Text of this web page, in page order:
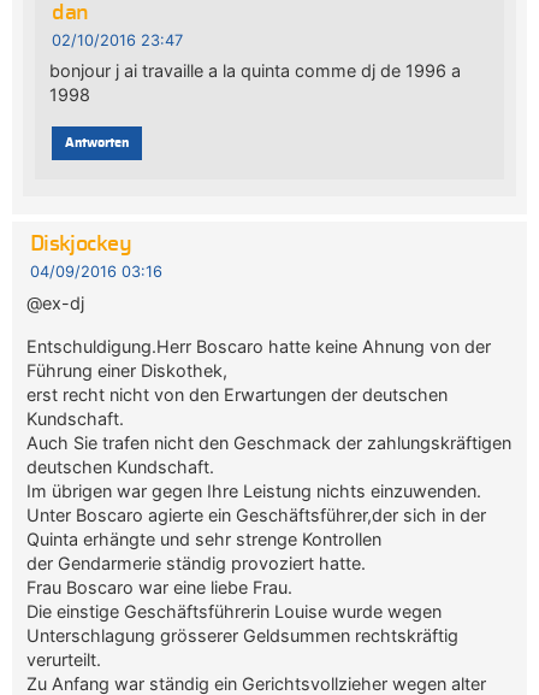
dan
02/10/2016 23:47
bonjour j ai travaille a la quinta comme dj de 1996 a
1998
Antworten
Diskjockey
04/09/2016 03:16
@ex-dj
Entschuldigung.Herr Boscaro hatte keine Ahnung von der
Führung einer Diskothek,
erst recht nicht von den Erwartungen der deutschen
Kundschaft.
Auch Sie trafen nicht den Geschmack der zahlungskräftigen
deutschen Kundschaft.
Im übrigen war gegen Ihre Leistung nichts einzuwenden.
Unter Boscaro agierte ein Geschäftsführer,der sich in der
Quinta erhängte und sehr strenge Kontrollen
der Gendarmerie ständig provoziert hatte.
Frau Boscaro war eine liebe Frau.
Die einstige Geschäftsführerin Louise wurde wegen
Unterschlagung grösserer Geldsummen rechtskräftig
verurteilt.
Zu Anfang war ständig ein Gerichtsvollzieher wegen alter